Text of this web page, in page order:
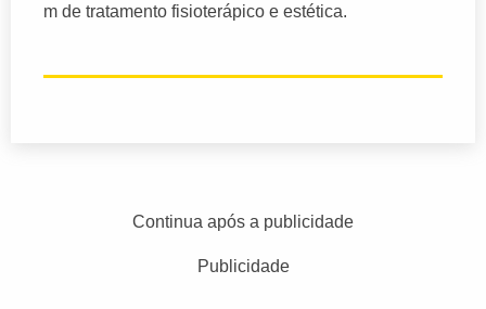
m de tratamento fisioterápico e estética.
Continua após a publicidade
Publicidade